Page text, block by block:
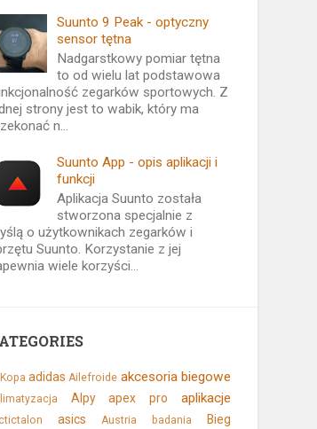
Suunto 9 Peak - optyczny
sensor tętna
Nadgarstkowy pomiar tętna
to od wielu lat podstawowa
zegarków sportowych. Z
strony jest to wabik, który ma
n...
Suunto App - opis aplikacji i
funkcji
Aplikacja Suunto została
stworzona specjalnie z
o użytkownikach zegarków i
Suunto. Korzystanie z jej
wiele korzyści...
adidas Ailefroide akcesoria biegowe
Alpy apex pro aplikacje
asics Austria badania
Bieg